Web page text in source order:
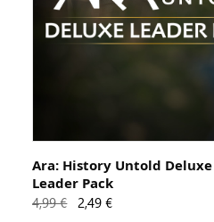
Ara: History Untold Deluxe
Leader Pack
4,99 €
2,49 €